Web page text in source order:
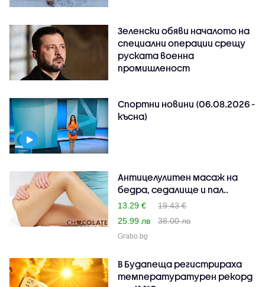
Зеленски обяви началото на
специални операции срещу
руската военна
промишленост
Спортни новини (06.08.2026 -
късна)
Антицелулитен масаж на
бедра, седалище и пал..
13.29 €
19.43 €
25.99 лв
38.00 лв
Grabo.bg
В Будапеща регистрираха
температуратурен рекорд